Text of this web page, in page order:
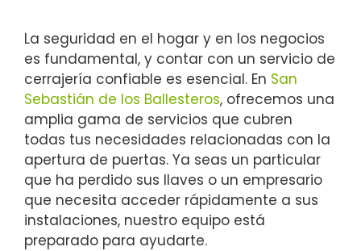
La seguridad en el hogar y en los negocios
es fundamental, y contar con un servicio de
cerrajería confiable es esencial. En San
Sebastián de los Ballesteros, ofrecemos una
amplia gama de servicios que cubren
todas tus necesidades relacionadas con la
apertura de puertas. Ya seas un particular
que ha perdido sus llaves o un empresario
que necesita acceder rápidamente a sus
instalaciones, nuestro equipo está
preparado para ayudarte.